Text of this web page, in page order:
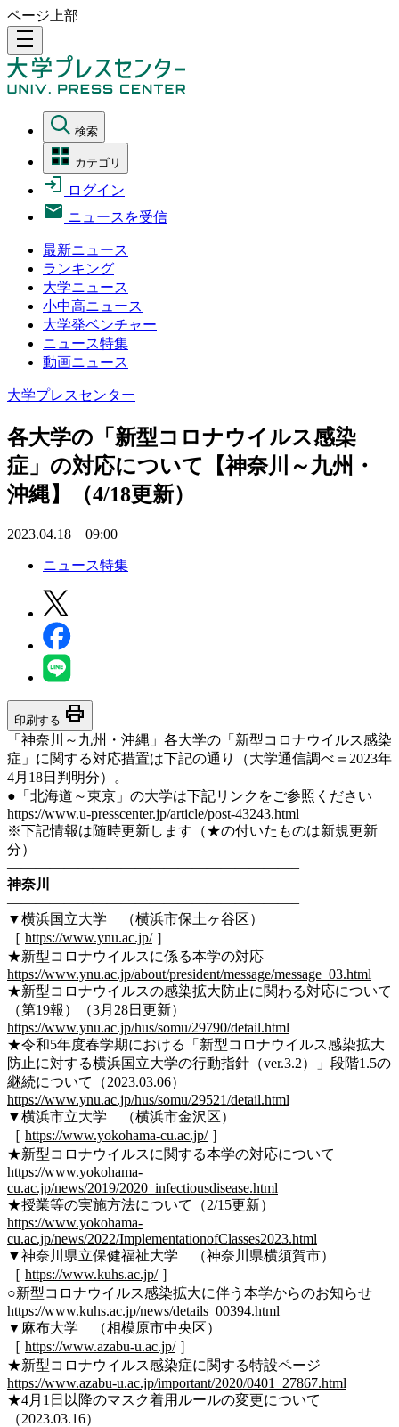
ページ上部
density_medium
検索
カテゴリ
ログイン
ニュースを受信
最新ニュース
ランキング
大学ニュース
小中高ニュース
大学発ベンチャー
ニュース特集
動画ニュース
大学プレスセンター
各大学の「新型コロナウイルス感染
症」の対応について【神奈川～九州・
沖縄】（4/18更新）
2023.04.18 09:00
ニュース特集
印刷する print
「神奈川～九州・沖縄」各大学の「新型コロナウイルス感染
症」に関する対応措置は下記の通り（大学通信調べ＝2023年
4月18日判明分）。
●「北海道～東京」の大学は下記リンクをご参照ください
https://www.u-presscenter.jp/article/post-43243.html
※下記情報は随時更新します（★の付いたものは新規更新
分）
————————————————————–
神奈川
————————————————————–
▼横浜国立大学 （横浜市保土ヶ谷区）
［ https://www.ynu.ac.jp/］
★新型コロナウイルスに係る本学の対応
https://www.ynu.ac.jp/about/president/message/message_03.html
★新型コロナウイルスの感染拡大防止に関わる対応について
（第19報）（3月28日更新）
https://www.ynu.ac.jp/hus/somu/29790/detail.html
★令和5年度春学期における「新型コロナウイルス感染拡大
防止に対する横浜国立大学の行動指針（ver.3.2）」段階1.5の
継続について（2023.03.06）
https://www.ynu.ac.jp/hus/somu/29521/detail.html
▼横浜市立大学 （横浜市金沢区）
［ https://www.yokohama-cu.ac.jp/］
★新型コロナウイルスに関する本学の対応について
https://www.yokohama-
cu.ac.jp/news/2019/2020_infectiousdisease.html
★授業等の実施方法について（2/15更新）
https://www.yokohama-
cu.ac.jp/news/2022/ImplementationofClasses2023.html
▼神奈川県立保健福祉大学 （神奈川県横須賀市）
［ https://www.kuhs.ac.jp/］
○新型コロナウイルス感染拡大に伴う本学からのお知らせ
https://www.kuhs.ac.jp/news/details_00394.html
▼麻布大学 （相模原市中央区）
［ https://www.azabu-u.ac.jp/］
★新型コロナウイルス感染症に関する特設ページ
https://www.azabu-u.ac.jp/important/2020/0401_27867.html
★4月1日以降のマスク着用ルールの変更について
（2023.03.16）